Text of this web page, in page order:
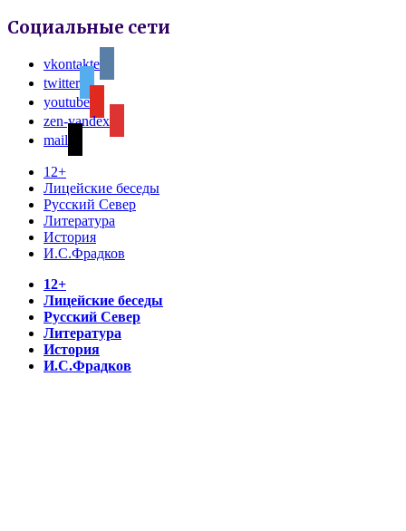
Социальные сети
vkontakte
twitter
youtube
zen-yandex
mail
12+
Лицейские беседы
Русский Север
Литература
История
И.С.Фрадков
12+
Лицейские беседы
Русский Север
Литература
История
И.С.Фрадков